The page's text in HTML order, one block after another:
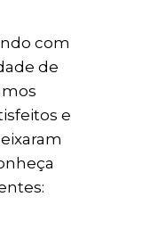
com
de
e